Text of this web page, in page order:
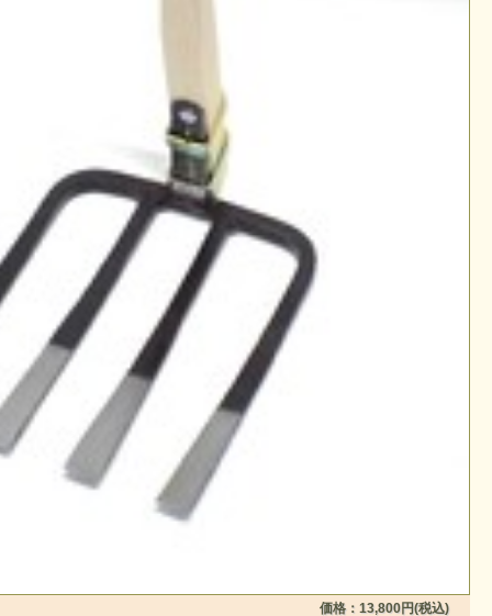
価格：13,800円(税込)